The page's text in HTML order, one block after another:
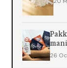
26